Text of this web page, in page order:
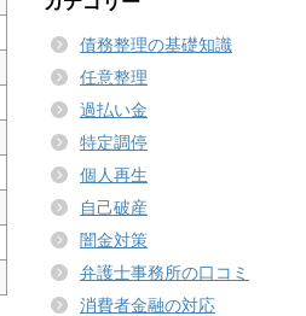
債務整理の基礎知識
任意整理
過払い金
特定調停
個人再生
自己破産
闇金対策
弁護士事務所の口コミ
消費者金融の対応